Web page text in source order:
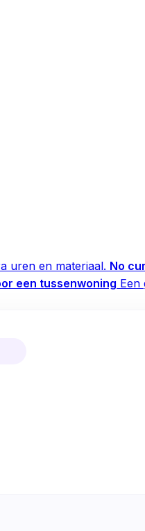
uren en materiaal. No
een tussenwoning Een